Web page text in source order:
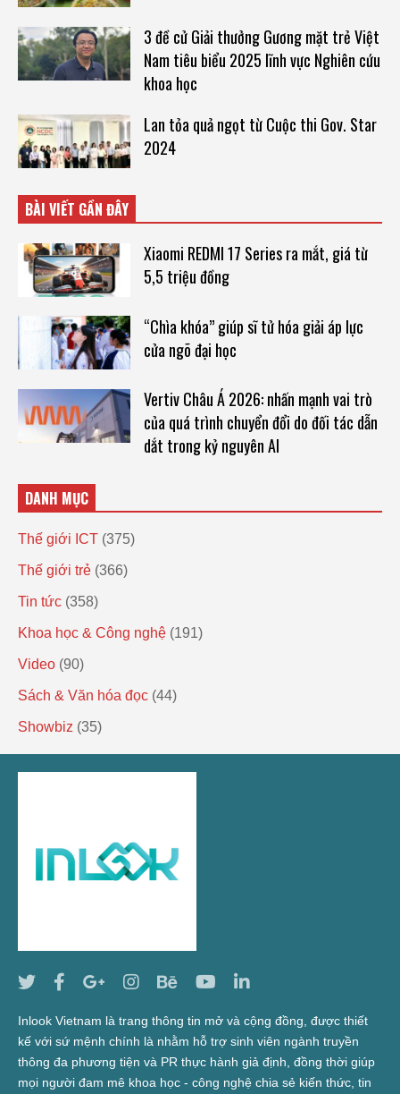
3 đề cử Giải thưởng Gương mặt trẻ Việt
Nam tiêu biểu 2025 lĩnh vực Nghiên cứu
khoa học
Lan tỏa quả ngọt từ Cuộc thi Gov. Star
2024
BÀI VIẾT GẦN ĐÂY
Xiaomi REDMI 17 Series ra mắt, giá từ
5,5 triệu đồng
“Chìa khóa” giúp sĩ tử hóa giải áp lực
cửa ngõ đại học
Vertiv Châu Á 2026: nhấn mạnh vai trò
của quá trình chuyển đổi do đối tác dẫn
dắt trong kỷ nguyên AI
DANH MỤC
Thế giới ICT (375)
Thế giới trẻ (366)
Tin tức (358)
Khoa học & Công nghệ (191)
Video (90)
Sách & Văn hóa đọc (44)
Showbiz (35)
Inlook Vietnam là trang thông tin mở và cộng đồng, được thiết
kế với sứ mệnh chính là nhằm hỗ trợ sinh viên ngành truyền
thông đa phương tiện và PR thực hành giả định, đồng thời giúp
mọi người đam mê khoa học - công nghệ chia sẻ kiến thức, tin